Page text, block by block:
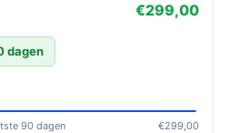
€299,00
dagen
90 dagen €299,00